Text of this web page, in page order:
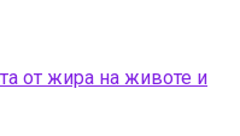
от жира на животе и